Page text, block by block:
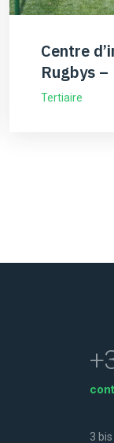
Centre
Rugbys
Tertiaire
3